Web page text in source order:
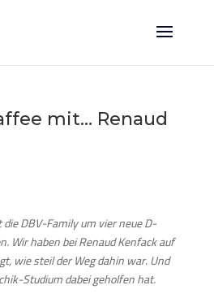
mit… Renaud
DBV-Family um vier neue D-
Wir haben bei Renaud Kenfack auf
wie steil der Weg dahin war. Und
Studium dabei geholfen hat.